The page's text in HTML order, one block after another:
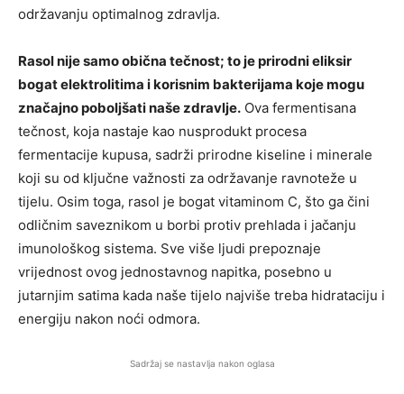
održavanju optimalnog zdravlja.
Rasol nije samo obična tečnost; to je prirodni eliksir
bogat elektrolitima i korisnim bakterijama koje mogu
značajno poboljšati naše zdravlje. Ova fermentisana
tečnost, koja nastaje kao nusprodukt procesa
fermentacije kupusa, sadrži prirodne kiseline i minerale
koji su od ključne važnosti za održavanje ravnoteže u
tijelu. Osim toga, rasol je bogat vitaminom C, što ga čini
odličnim saveznikom u borbi protiv prehlada i jačanju
imunološkog sistema. Sve više ljudi prepoznaje
vrijednost ovog jednostavnog napitka, posebno u
jutarnjim satima kada naše tijelo najviše treba hidrataciju i
energiju nakon noći odmora.
Sadržaj se nastavlja nakon oglasa